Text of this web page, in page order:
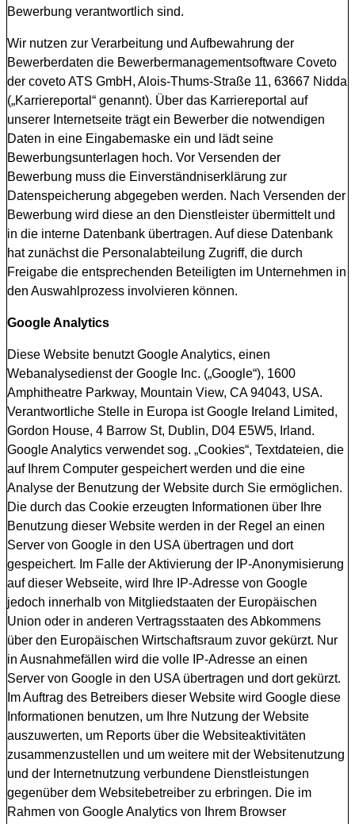
Bewerbung verantwortlich sind.
Wir nutzen zur Verarbeitung und Aufbewahrung der
Bewerberdaten die Bewerbermanagementsoftware Coveto
der coveto ATS GmbH, Alois-Thums-Straße 11, 63667 Nidda
(„Karriereportal“ genannt). Über das Karriereportal auf
unserer Internetseite trägt ein Bewerber die notwendigen
Daten in eine Eingabemaske ein und lädt seine
Bewerbungsunterlagen hoch. Vor Versenden der
Bewerbung muss die Einverständniserklärung zur
Datenspeicherung abgegeben werden. Nach Versenden der
Bewerbung wird diese an den Dienstleister übermittelt und
in die interne Datenbank übertragen. Auf diese Datenbank
hat zunächst die Personalabteilung Zugriff, die durch
Freigabe die entsprechenden Beteiligten im Unternehmen in
den Auswahlprozess involvieren können.
Google Analytics
Diese Website benutzt Google Analytics, einen
Webanalysedienst der Google Inc. („Google“), 1600
Amphitheatre Parkway, Mountain View, CA 94043, USA.
Verantwortliche Stelle in Europa ist Google Ireland Limited,
Gordon House, 4 Barrow St, Dublin, D04 E5W5, Irland.
Google Analytics verwendet sog. „Cookies“, Textdateien, die
auf Ihrem Computer gespeichert werden und die eine
Analyse der Benutzung der Website durch Sie ermöglichen.
Die durch das Cookie erzeugten Informationen über Ihre
Benutzung dieser Website werden in der Regel an einen
Server von Google in den USA übertragen und dort
gespeichert. Im Falle der Aktivierung der IP-Anonymisierung
auf dieser Webseite, wird Ihre IP-Adresse von Google
jedoch innerhalb von Mitgliedstaaten der Europäischen
Union oder in anderen Vertragsstaaten des Abkommens
über den Europäischen Wirtschaftsraum zuvor gekürzt. Nur
in Ausnahmefällen wird die volle IP-Adresse an einen
Server von Google in den USA übertragen und dort gekürzt.
Im Auftrag des Betreibers dieser Website wird Google diese
Informationen benutzen, um Ihre Nutzung der Website
auszuwerten, um Reports über die Websiteaktivitäten
zusammenzustellen und um weitere mit der Websitenutzung
und der Internetnutzung verbundene Dienstleistungen
gegenüber dem Websitebetreiber zu erbringen. Die im
Rahmen von Google Analytics von Ihrem Browser